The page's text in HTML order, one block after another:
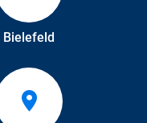
Bielefeld